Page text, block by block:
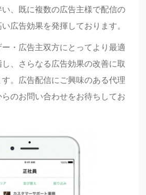
、既に複数の広告主様で配信の
広告効果を発揮しております。
・広告主双方にとってより最適
、さらなる広告効果の改善に取
。広告配信にご興味のある代理
のお問い合わせをお待ちしてお